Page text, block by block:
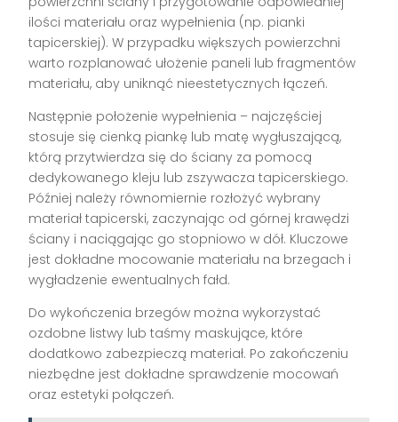
ilości materiału oraz wypełnienia (np. pianki
tapicerskiej). W przypadku większych powierzchni
warto rozplanować ułożenie paneli lub fragmentów
materiału, aby uniknąć nieestetycznych łączeń.
Następnie położenie wypełnienia – najczęściej
stosuje się cienką piankę lub matę wygłuszającą,
którą przytwierdza się do ściany za pomocą
dedykowanego kleju lub zszywacza tapicerskiego.
Później należy równomiernie rozłożyć wybrany
materiał tapicerski, zaczynając od górnej krawędzi
ściany i naciągając go stopniowo w dół. Kluczowe
jest dokładne mocowanie materiału na brzegach i
wygładzenie ewentualnych fałd.
Do wykończenia brzegów można wykorzystać
ozdobne listwy lub taśmy maskujące, które
dodatkowo zabezpieczą materiał. Po zakończeniu
niezbędne jest dokładne sprawdzenie mocowań
oraz estetyki połączeń.